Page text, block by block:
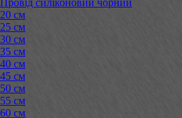
Провід силіконовий чорний
20 см
25 см
30 см
35 см
40 см
45 см
50 см
55 см
60 см